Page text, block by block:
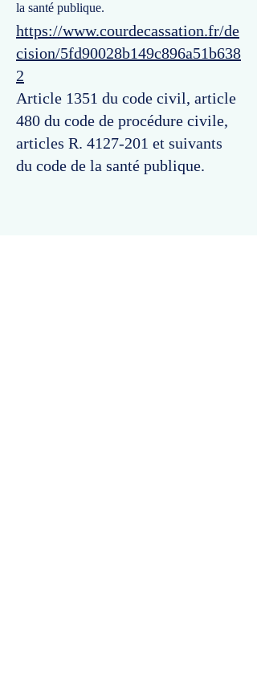
la santé publique.
https://www.courdecassation.fr/de
cision/5fd90028b149c896a51b638
2
Article 1351 du code civil, article
480 du code de procédure civile,
articles R. 4127-201 et suivants
du code de la santé publique.